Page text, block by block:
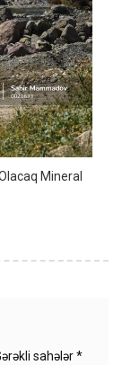
Mineral
sahələr*